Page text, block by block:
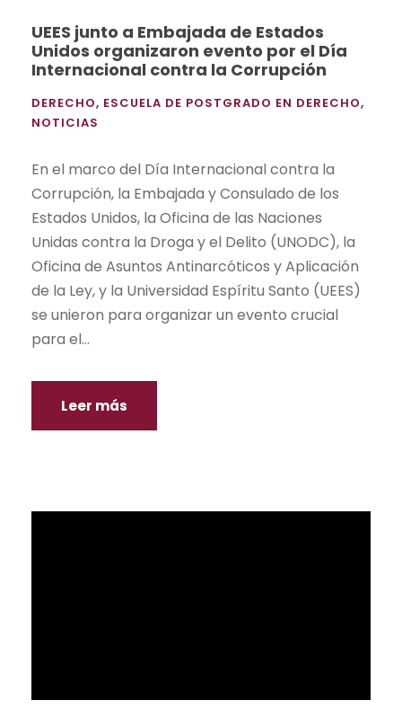
UEES junto a Embajada de Estados
Unidos organizaron evento por el Día
Internacional contra la Corrupción
DERECHO, ESCUELA DE POSTGRADO EN DERECHO,
NOTICIAS
En el marco del Día Internacional contra la
Corrupción, la Embajada y Consulado de los
Estados Unidos, la Oficina de las Naciones
Unidas contra la Droga y el Delito (UNODC), la
Oficina de Asuntos Antinarcóticos y Aplicación
de la Ley, y la Universidad Espíritu Santo (UEES)
se unieron para organizar un evento crucial
para el...
Leer más